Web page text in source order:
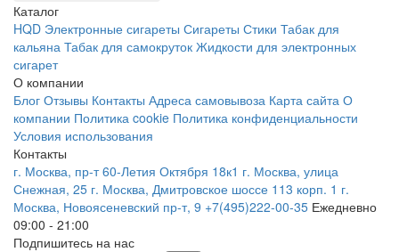
Каталог
HQD Электронные сигареты Сигареты Стики Табак для
кальяна Табак для самокруток Жидкости для электронных
сигарет
О компании
Блог Отзывы Контакты Адреса самовывоза Карта сайта О
компании Политика cookie Политика конфиденциальности
Условия использования
Контакты
г. Москва, пр-т 60-Летия Октября 18к1 г. Москва, улица
Снежная, 25 г. Москва, Дмитровское шоссе 113 корп. 1 г.
Москва, Новоясеневский пр-т, 9 +7(495)222-00-35 Ежедневно
09:00 - 21:00
Подпишитесь на нас